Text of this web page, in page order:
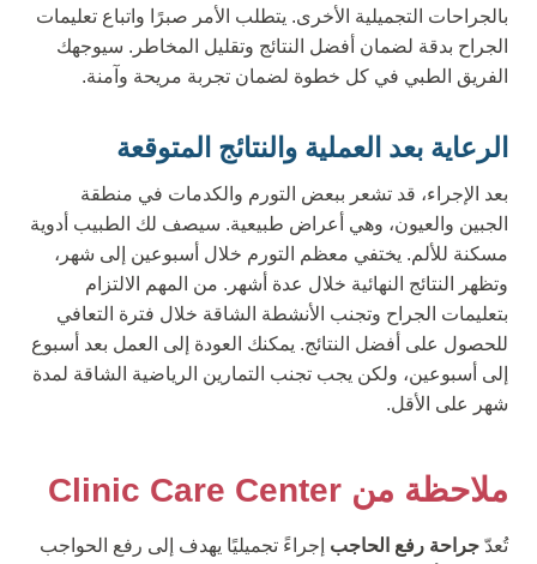
بالجراحات التجميلية الأخرى. يتطلب الأمر صبرًا واتباع تعليمات
الجراح بدقة لضمان أفضل النتائج وتقليل المخاطر. سيوجهك
الفريق الطبي في كل خطوة لضمان تجربة مريحة وآمنة.
الرعاية بعد العملية والنتائج المتوقعة
بعد الإجراء، قد تشعر ببعض التورم والكدمات في منطقة
الجبين والعيون، وهي أعراض طبيعية. سيصف لك الطبيب أدوية
مسكنة للألم. يختفي معظم التورم خلال أسبوعين إلى شهر،
وتظهر النتائج النهائية خلال عدة أشهر. من المهم الالتزام
بتعليمات الجراح وتجنب الأنشطة الشاقة خلال فترة التعافي
للحصول على أفضل النتائج. يمكنك العودة إلى العمل بعد أسبوع
إلى أسبوعين، ولكن يجب تجنب التمارين الرياضية الشاقة لمدة
شهر على الأقل.
ملاحظة من Clinic Care Center
تُعدّ جراحة رفع الحاجب إجراءً تجميليًا يهدف إلى رفع الحواجب